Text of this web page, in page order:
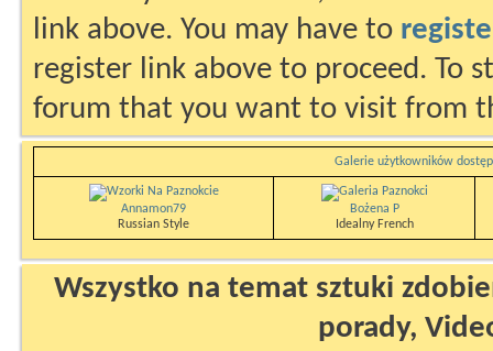
link above. You may have to
register link above to proceed. To
forum that you want to visit from
Galerie użytkowników
Annamon79
Russian Style
Bożena P
Idealny French
Wszystko na temat sztuki
porady,